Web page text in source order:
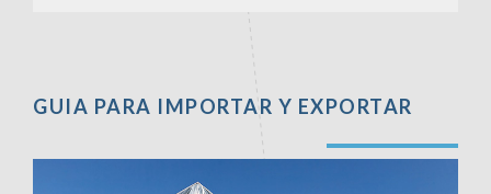
GUIA PARA IMPORTAR Y EXPORTAR